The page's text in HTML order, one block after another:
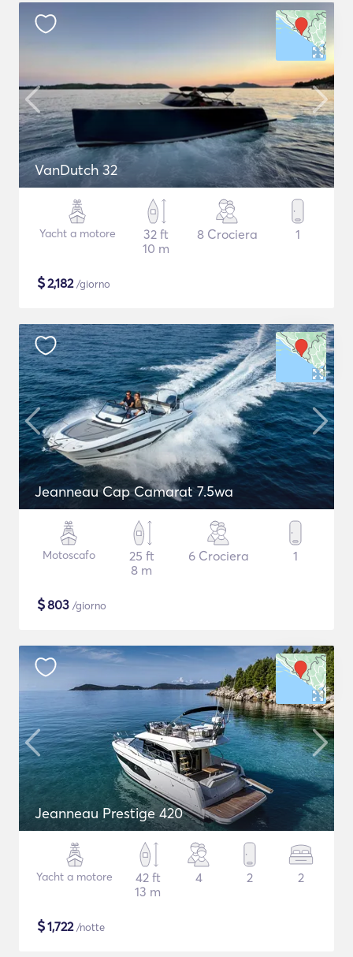
VanDutch 32
Yacht a motore
32 ft
10 m
8 Crociera 1
$2,182/giorno
Jeanneau Cap Camarat 7.5wa
Motoscafo
25 ft
8 m
6 Crociera 1
$803 /giorno
Jeanneau Prestige 420
Yacht a motore
42 ft
13 m
4 2 2
$1,722/notte